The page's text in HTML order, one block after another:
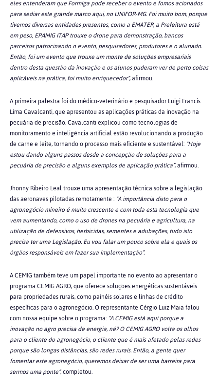
eles entenderam que Formiga pode receber o evento e fomos acionados
para sediar este grande marco aqui, no UNIFOR-MG. Foi muito bom, porque
tivemos diversas entidades presentes, como a EMATER, a Prefeitura está
em peso, EPAMIG ITAP trouxe o drone para demonstração, bancos
parceiros patrocinando o evento, pesquisadores, produtores e o alunado.
Então, foi um evento que trouxe um monte de soluções empresariais
dentro desta questão da inovação e os alunos puderam ver de perto coisas
aplicáveis na prática, foi muito enriquecedor”, afirmou.
A primeira palestra foi do médico-veterinário e pesquisador Luigi Francis
Lima Cavalcanti, que apresentou as aplicações práticas da inovação na
pecuária de precisão. Cavalcanti explicou como tecnologias de
monitoramento e inteligência artificial estão revolucionando a produção
de carne e leite, tornando o processo mais eficiente e sustentável: “Hoje
estou dando alguns passos desde a concepção de soluções para a
pecuária de precisão e alguns exemplos de aplicação prática”, afirmou.
Jhonny Ribeiro Lealtrouxe uma apresentação técnica sobre a legislação
das aeronaves pilotadas remotamente : “A importância disto para o
agronegócio mineiro é muito crescente e com toda esta tecnologia que
vem aumentando, como o uso de drones na pecuária e agricultura, na
utilização de defensivos, herbicidas, sementes e adubações, tudo isto
precisa ter uma Legislação. Eu vou falar um pouco sobre ela e quais os
órgãos responsáveis em fazer sua implementação”.
A CEMIG também teve um papel importante no evento ao apresentar o
programa CEMIG AGRO, que oferece soluções energéticas sustentáveis
para propriedades rurais, como painéis solares e linhas de crédito
específicas para o agronegócio. O representante Cérgio Luiz Maia falou
com nossa equipe sobre o programa: “A CEMIG está aqui porque a
inovação no agro precisa de energia, né? O CEMIG AGRO volta os olhos
para o cliente do agronegócio, o cliente que é mais afetado pelas redes
porque são longas distâncias, são redes rurais. Então, a gente quer
fomentar este agronegócio, queremos deixar de ser uma barreira para
sermos uma ponte”, completou.